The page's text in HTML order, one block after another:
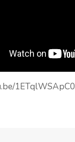
1ETqlWSApC0